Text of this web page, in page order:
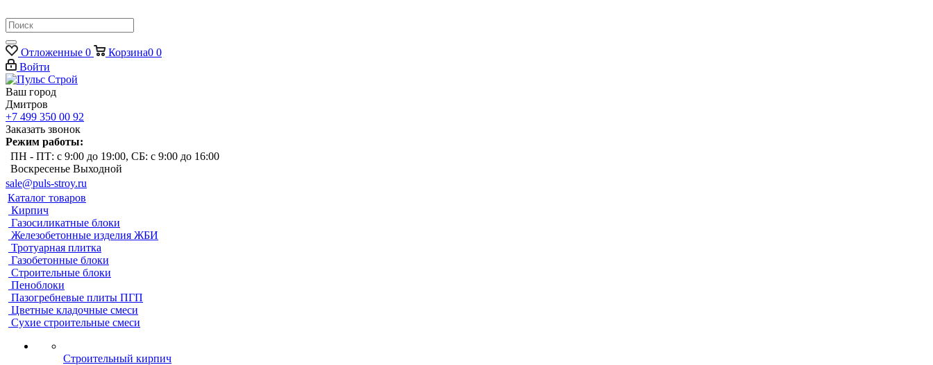
Отложенные 0 Корзина0 0
Войти
Ваш город
Дмитров
+7 499 350 00 92
Заказать звонок
Режим работы:
ПН - ПТ: с 9:00 до 19:00, СБ: с 9:00 до 16:00
Воскресенье Выходной
sale@puls-stroy.ru
Каталог товаров
Кирпич
Газосиликатные блоки
Железобетонные изделия ЖБИ
Тротуарная плитка
Газобетонные блоки
Строительные блоки
Пеноблоки
Пазогребневые плиты ПГП
Цветные кладочные смеси
Сухие строительные смеси
Строительный кирпич